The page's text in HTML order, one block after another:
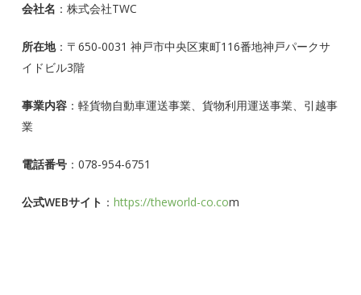
会社名 ：株式会社TWC
所在地：〒650-0031 神戸市中央区東町116番地神戸パークサ
イドビル3階
事業内容：軽貨物自動車運送事業、貨物利用運送事業、引越事
業
電話番号：078-954-6751
公式WEBサイト ： https://theworld-co.com